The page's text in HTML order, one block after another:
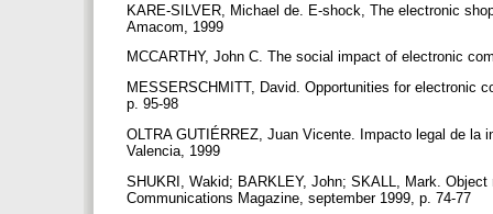
KARE-SILVER, Michael de. E-shock, The electronic
Amacom, 1999
MCCARTHY, John C. The social impact of electronic
MESSERSCHMITT, David. Opportunities for electronic
p. 95-98
OLTRA GUTIÉRREZ, Juan Vicente. Impacto legal de la
Valencia, 1999
SHUKRI, Wakid; BARKLEY, John; SKALL, Mark.
Communications Magazine, september 1999, p. 74-77